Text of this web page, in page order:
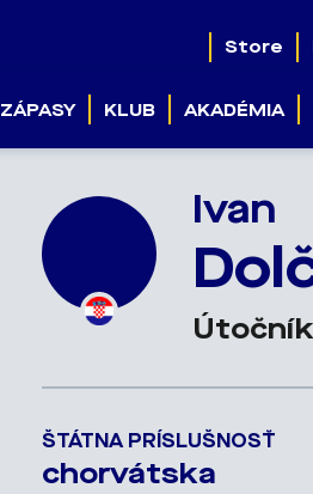
Store
ZÁPASY KLUB AKADÉMIA
Ivan
Útočník
ŠTÁTNA PRÍSLUŠNOSŤ
chorvátska